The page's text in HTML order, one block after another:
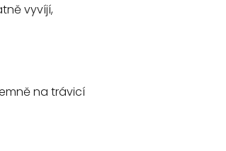
vyvíjí,
na trávicí